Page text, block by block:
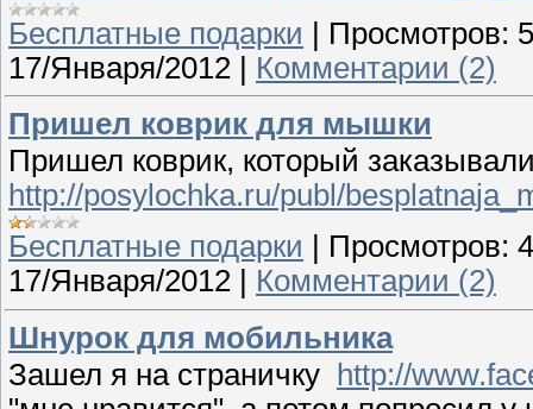
Бесплатные подарки | Просмотров:
17/Января/2012 | Комментарии (2)
Пришел коврик для мышки
Пришел коврик, который
http://posylochka.ru/publ/
Бесплатные подарки
Просмотров:
17/Января/2012
Комментарии (2)
Шнурок для мобильника
Зашел я на страничку
http://